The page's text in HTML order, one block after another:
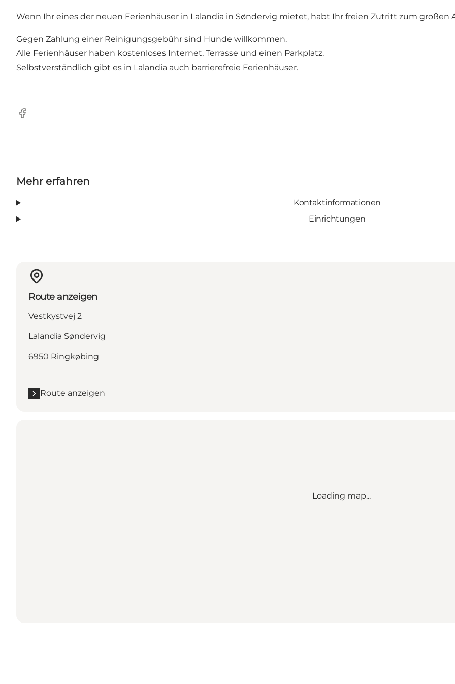
Wenn Ihr eines der neuen Ferienhäuser in Lalandia in Søndervig mietet, habt Ihr freien Zutritt zum großen
Gegen Zahlung einer Reinigungsgebühr sind Hunde willkommen.
Alle Ferienhäuser haben kostenloses Internet, Terrasse und einen Parkplatz.
Selbstverständlich gibt es in Lalandia auch barrierefreie Ferienhäuser.
Facebook
Mehr erfahren
Kontaktinformationen
Einrichtungen
Route anzeigen
Vestkystvej 2
Lalandia Søndervig
6950 Ringkøbing
Route anzeigen
Loading map...